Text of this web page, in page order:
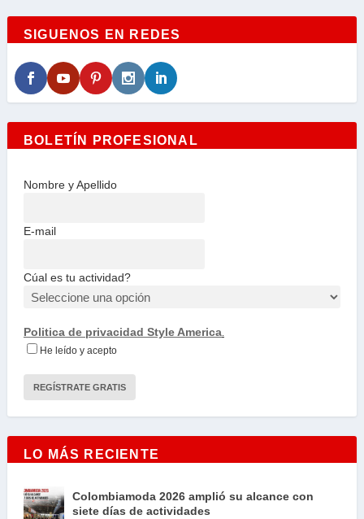
SIGUENOS EN REDES
BOLETÍN PROFESIONAL
Nombre y Apellido
E-mail
Cúal es tu actividad?
Politica de privacidad Style America.
He leído y acepto
LO MÁS RECIENTE
Colombiamoda 2026 amplió su alcance con
siete días de actividades